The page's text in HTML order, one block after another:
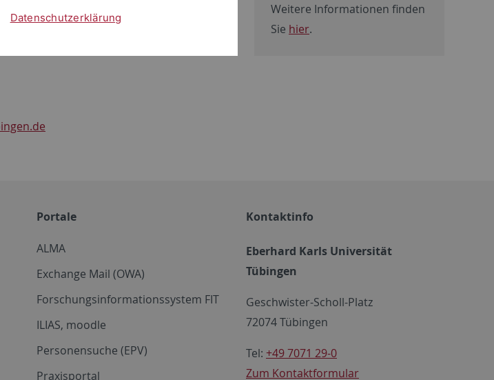
Weitere Informationen finden
Sie hier.
Portale
ALMA
Exchange Mail (OWA)
Forschungsinformationssystem FIT
ILIAS, moodle
Personensuche (EPV)
Praxisportal
Kontaktinfo
Eberhard Karls Universität
Tübingen
Geschwister-Scholl-Platz
72074 Tübingen
Tel: +49 7071 29-0
Zum Kontaktformular
Datenschutzerklärung